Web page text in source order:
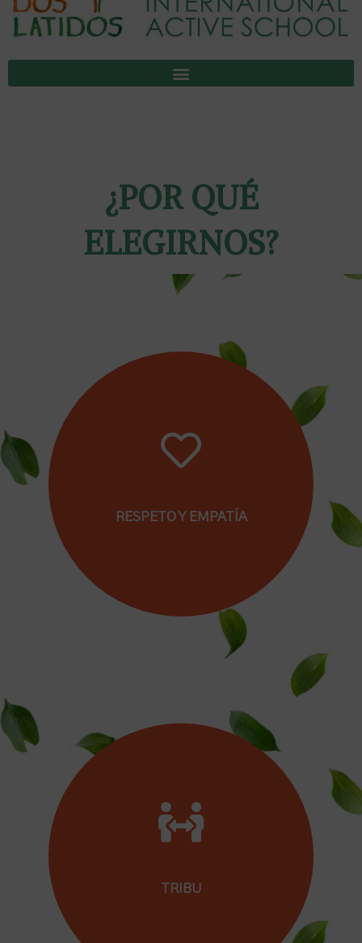
¿POR QUÉ
ELEGIRNOS?
RESPETO Y EMPATÍA
acompaña a tus hijos/as se adapte a sus
necesidades y les trate de manera amorosa.
TRIBU